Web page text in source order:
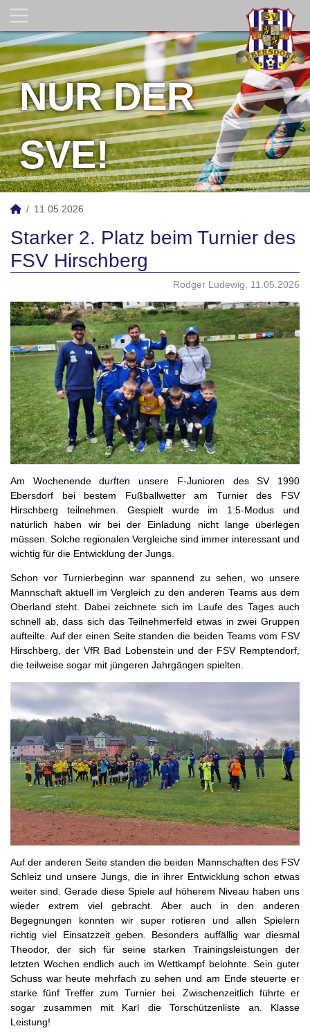
NUR DER
SVE!
11.05.2026
Starker 2. Platz beim Turnier des
FSV Hirschberg
Rodger Ludewig, 11.05.2026
Am Wochenende durften unsere F-Junioren des SV 1990
Ebersdorf bei bestem Fußballwetter am Turnier des FSV
Hirschberg teilnehmen. Gespielt wurde im 1:5-Modus und
natürlich haben wir bei der Einladung nicht lange überlegen
müssen. Solche regionalen Vergleiche sind immer interessant und
wichtig für die Entwicklung der Jungs.
Schon vor Turnierbeginn war spannend zu sehen, wo unsere
Mannschaft aktuell im Vergleich zu den anderen Teams aus dem
Oberland steht. Dabei zeichnete sich im Laufe des Tages auch
schnell ab, dass sich das Teilnehmerfeld etwas in zwei Gruppen
aufteilte. Auf der einen Seite standen die beiden Teams vom FSV
Hirschberg, der VfR Bad Lobenstein und der FSV Remptendorf,
die teilweise sogar mit jüngeren Jahrgängen spielten.
Auf der anderen Seite standen die beiden Mannschaften des FSV
Schleiz und unsere Jungs, die in ihrer Entwicklung schon etwas
weiter sind. Gerade diese Spiele auf höherem Niveau haben uns
wieder extrem viel gebracht. Aber auch in den anderen
Begegnungen konnten wir super rotieren und allen Spielern
richtig viel Einsatzzeit geben. Besonders auffällig war diesmal
Theodor, der sich für seine starken Trainingsleistungen der
letzten Wochen endlich auch im Wettkampf belohnte. Sein guter
Schuss war heute mehrfach zu sehen und am Ende steuerte er
starke fünf Treffer zum Turnier bei. Zwischenzeitlich führte er
sogar zusammen mit Karl die Torschützenliste an. Klasse
Leistung!